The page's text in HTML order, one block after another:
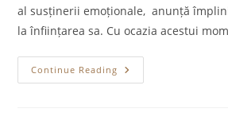
al susținerii emoționale, anunță
la înființarea sa. Cu ocazia acestui
Continue Reading Maratonul
De